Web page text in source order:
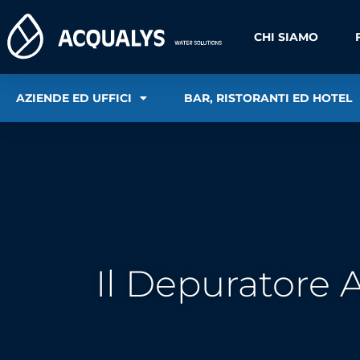
CHI SIAMO
AZIENDE ED UFFICI BAR, RISTORANTI ED HOTEL
Il Depuratore